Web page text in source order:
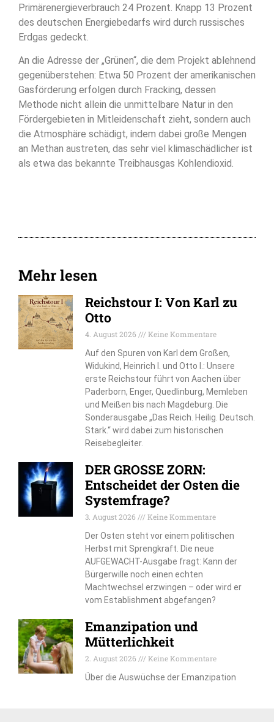
Primärenergieverbrauch 24 Prozent. Knapp 13 Prozent
des deutschen Energiebedarfs wird durch russisches
Erdgas gedeckt.
An die Adresse der „Grünen“, die dem Projekt ablehnend
gegenüberstehen: Etwa 50 Prozent der amerikanischen
Gasförderung erfolgen durch Fracking, dessen
Methode nicht allein die unmittelbare Natur in den
Fördergebieten in Mitleidenschaft zieht, sondern auch
die Atmosphäre schädigt, indem dabei große Mengen
an Methan austreten, das sehr viel klimaschädlicher ist
als etwa das bekannte Treibhausgas Kohlendioxid.
Mehr lesen
Reichstour I: Von Karl zu
Otto
4. August 2026
Keine Kommentare
Auf den Spuren von Karl dem Großen,
Widukind, Heinrich I. und Otto I.: Unsere
erste Reichstour führt von Aachen über
Paderborn, Enger, Quedlinburg, Memleben
und Meißen bis nach Magdeburg. Die
Sonderausgabe „Das Reich. Heilig. Deutsch.
Stark.“ wird dabei zum historischen
Reisebegleiter.
DER GROSSE ZORN:
Entscheidet der Osten die
Systemfrage?
3. August 2026
Keine Kommentare
Der Osten steht vor einem politischen
Herbst mit Sprengkraft. Die neue
AUFGEWACHT-Ausgabe fragt: Kann der
Bürgerwille noch einen echten
Machtwechsel erzwingen – oder wird er
vom Establishment abgefangen?
Emanzipation und
Mütterlichkeit
2. August 2026
Keine Kommentare
Über die Auswüchse der Emanzipation